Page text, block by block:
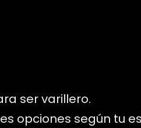
ser varillero.
opciones según tu